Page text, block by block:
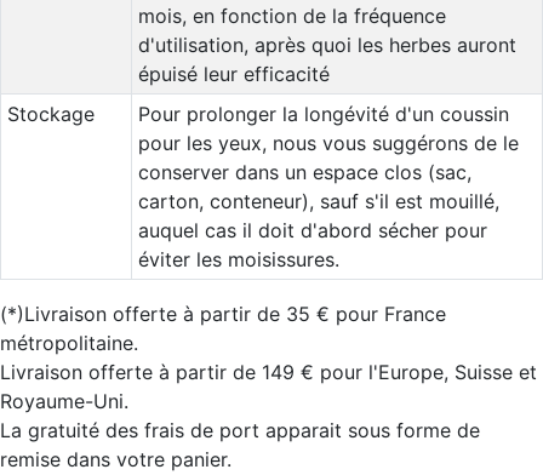
mois, en fonction de la fréquence
d'utilisation, après quoi les herbes auront
épuisé leur efficacité
Stockage
Pour prolonger la longévité d'un coussin
pour les yeux, nous vous suggérons de le
conserver dans un espace clos (sac,
carton, conteneur), sauf s'il est mouillé,
auquel cas il doit d'abord sécher pour
éviter les moisissures.
(*)Livraison offerte à partir de 35 € pour France
métropolitaine.
Livraison offerte à partir de 149 € pour l'Europe, Suisse et
Royaume-Uni.
La gratuité des frais de port apparait sous forme de
remise dans votre panier.